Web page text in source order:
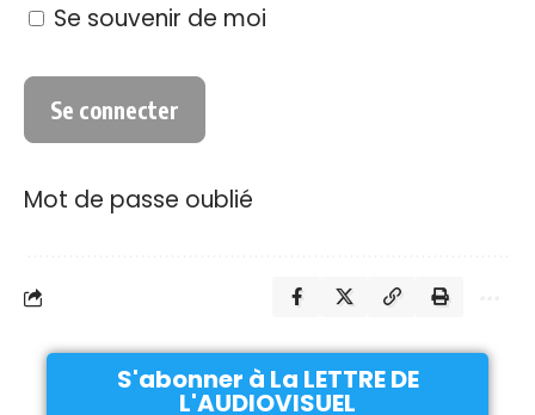
Se souvenir de moi
Mot de passe oublié
S'abonner à La LETTRE DE
L'AUDIOVISUEL